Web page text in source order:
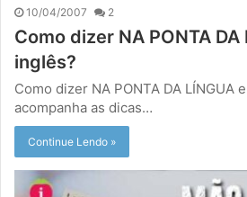
10/04/2007 2
Como dizer NA PONTA DA
inglês?
Como dizer NA PONTA DA LÍNGUA
acompanha as dicas…
Continue Lendo »